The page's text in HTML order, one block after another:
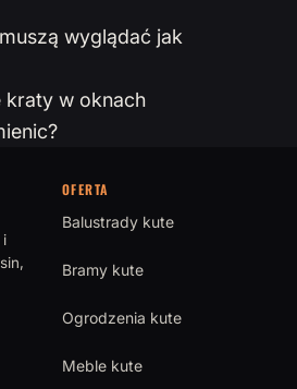
wyglądać jak
kraty w oknach
i
OFERTA
Balustrady kute
Bramy kute
Ogrodzenia kute
Meble kute